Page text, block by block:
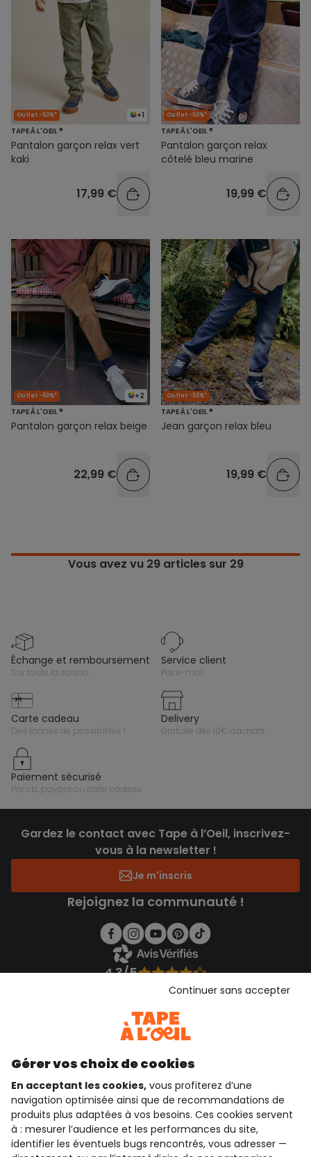
+1
Outlet -50%*
TAPE À L'OEIL ®
Pantalon garçon relax vert
kaki
17,99 €
Outlet -50%*
TAPE À L'OEIL ®
Pantalon garçon relax
côtelé bleu marine
19,99 €
+2
Outlet -50%*
TAPE À L'OEIL ®
Pantalon garçon relax beige
22,99 €
Outlet -50%*
TAPE À L'OEIL ®
Jean garçon relax bleu
19,99 €
Vous avez vu 29articles sur 29
échange et remboursement
sur toute la saison
service client
par e-mail
carte cadeau
des tonnes de possibilités !
delivery
gratuite dès 10€ d'achats
paiement sécurisé
par cb, paypal ou carte cadeau
Gardez le contact avec Tape à l’Oeil, inscrivez-
vous à la newsletter !
Je m'inscris
Rejoignez la communauté !
4.3/5
Basé sur 1 358 avis soumis à un contrôle
Consulter les CGU
Téléchargez notre application
Découvrir notre application
qui sommes-nous ?
besoin d'aide ?
Gérer vos choix de cookies
En acceptant les cookies, vous profiterez d’une
navigation optimisée ainsi que de recommandations de
produits plus adaptées à vos besoins. Ces cookies servent
à : mesurer l’audience et les performances du site,
identifier les éventuels bugs rencontrés, vous adresser —
Continuer sans accepter